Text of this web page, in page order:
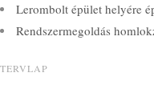
Lerombolt épület helyére
Rendszermegoldás
TERVLAP